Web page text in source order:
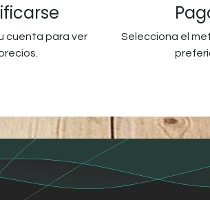
cuenta para ver
Selecciona el